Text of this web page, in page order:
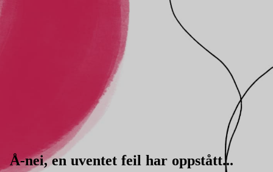
Å-nei, en uventet feil har oppstått...